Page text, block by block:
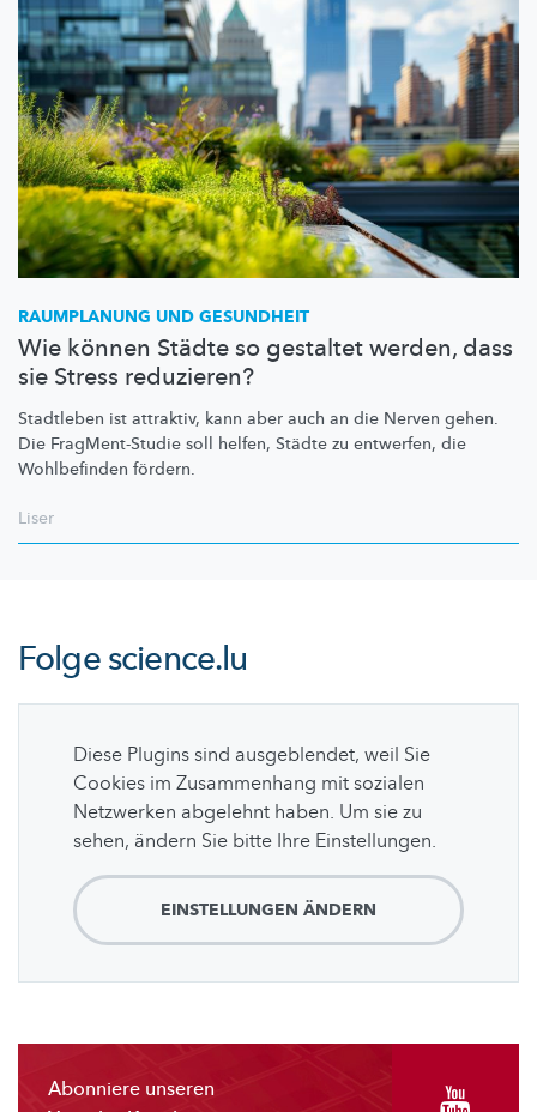
RAUMPLANUNG UND GESUNDHEIT
Wie können Städte so gestaltet werden, dass
sie Stress reduzieren?
Stadtleben ist attraktiv, kann aber auch an die Nerven gehen.
Die FragMent-Studie soll helfen, Städte zu entwerfen, die
Wohlbefinden fördern.
Liser
Folgescience.lu
Diese Plugins sind ausgeblendet, weil Sie
Cookies im Zusammenhang mit sozialen
Netzwerken abgelehnt haben. Um sie zu
sehen, ändern Sie bitte Ihre Einstellungen.
EINSTELLUNGEN ÄNDERN
Abonniere unseren